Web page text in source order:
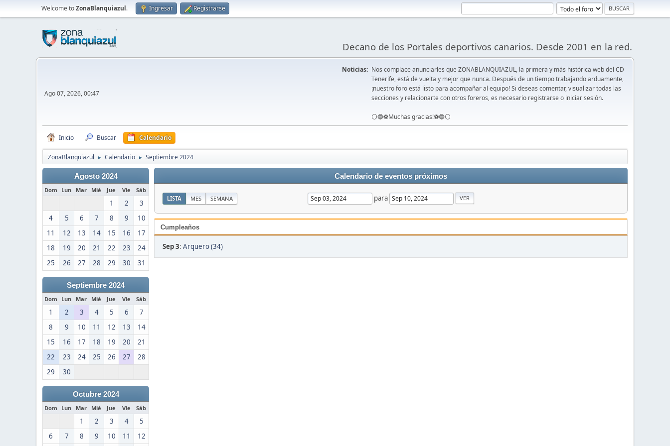
Welcome toZonaBlanquiazul. Ingresar Registrarse
Decano de los Portales deportivos canarios. Desde 2001 en la red.
Ago 07, 2026, 00:47
Noticias: Nos complace anunciarles que ZONABLANQUIAZUL, la primera y más histórica web del CD
Tenerife, está de vuelta y mejor que nunca. Después de un tiempo trabajando arduamente,
¡nuestro foro está listo para acompañar al equipo! Si deseas comentar, visualizar todas las
secciones y relacionarte con otros foreros, es necesario registrarse o iniciar sesión.
⚪️🔵⚽️Muchas gracias!⚽️🔵⚪️
Inicio Buscar Calendario
ZonaBlanquiazul ► Calendario ► Septiembre 2024
Agosto 2024
Dom Lun Mar Mié Jue Vie Sáb
1 2
3
4
5 6 7 8 9
10
11
12 13 14 15 16
17
18
19 20 21 22 23
24
25
26 27 28 29 30 31
Septiembre 2024
Dom Lun Mar Mié Jue Vie Sáb
1 2 3 4 5 6
7
8
9 10 11 12 13
14
15
16 17 18 19 20
21
22
23 24 25 26 27
28
29
30
Octubre 2024
Dom Lun Mar Mié Jue Vie Sáb
1 2 3 4
5
6
7 8 9 10 11 12
Calendario de eventos próximos
LISTA MES SEMANA para
Cumpleaños
Sep 3: Arquero (34)